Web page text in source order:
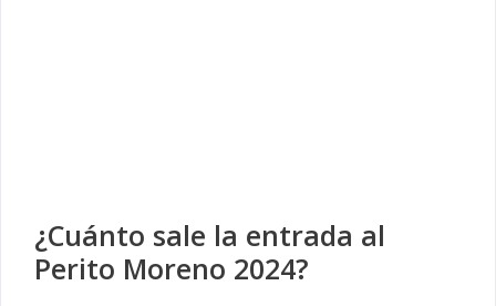
¿Cuánto sale la entrada al
Perito Moreno 2024?